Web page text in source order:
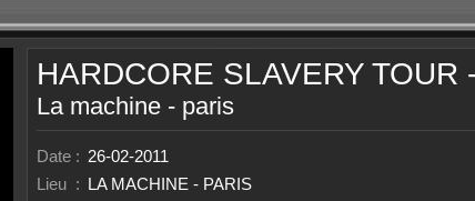
HARDCORE SLAVERY TOUR
La machine - paris
Date : 26-02-2011
Lieu : LA MACHINE - PARIS